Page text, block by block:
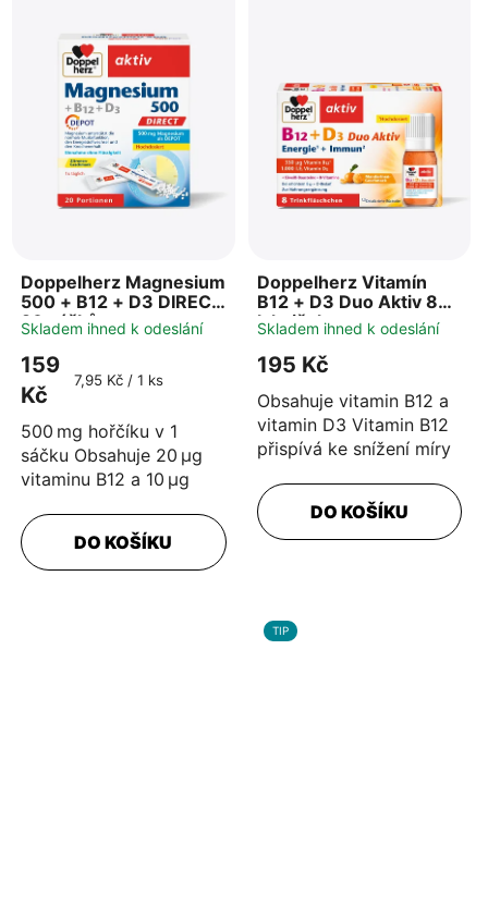
Doppelherz Magnesium
500 + B12 + D3 DIRECT
20 sáčků
Skladem ihned k odeslání
159
Kč
Měrná
7,95 Kč / 1 ks
500 mg hořčíku v 1
sáčku Obsahuje 20 µg
vitaminu B12 a 10 µg
DEPOT mikropelety pro
postupné...DO KOŠÍKU
Doppelherz Vitamín
B12 + D3 Duo Aktiv 8
lahviček
Skladem ihned k odeslání
195 Kč
Obsahuje vitamin B12 a
vitamin D3 Vitamin B12
přispívá ke snížení míry
Vitamin B12 přispívá k...
DO KOŠÍKU
TIP